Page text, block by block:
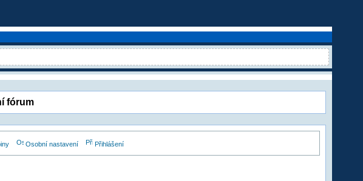
fórum
Osobní nastavení Přihlášení